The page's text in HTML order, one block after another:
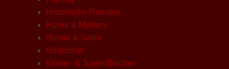
Historische Romane
Horror & Mystery
Humor & Satire
Hörbücher
Kinder- & Jugendbücher